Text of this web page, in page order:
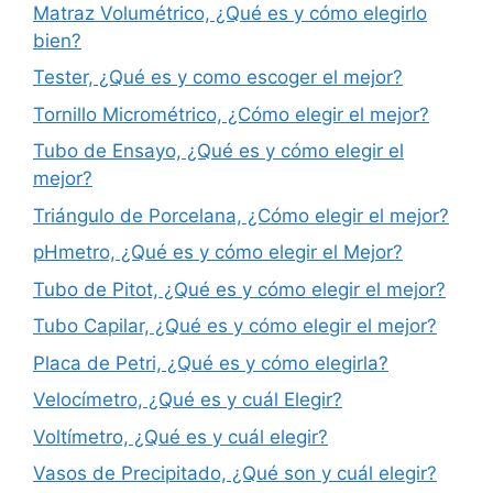
Matraz Volumétrico, ¿Qué es y cómo elegirlo
bien?
Tester, ¿Qué es y como escoger el mejor?
Tornillo Micrométrico, ¿Cómo elegir el mejor?
Tubo de Ensayo, ¿Qué es y cómo elegir el
mejor?
Triángulo de Porcelana, ¿Cómo elegir el mejor?
pHmetro, ¿Qué es y cómo elegir el Mejor?
Tubo de Pitot, ¿Qué es y cómo elegir el mejor?
Tubo Capilar, ¿Qué es y cómo elegir el mejor?
Placa de Petri, ¿Qué es y cómo elegirla?
Velocímetro, ¿Qué es y cuál Elegir?
Voltímetro, ¿Qué es y cuál elegir?
Vasos de Precipitado, ¿Qué son y cuál elegir?